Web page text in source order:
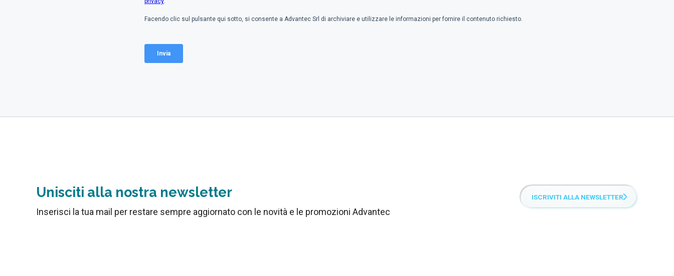
Unisciti alla nostra newsletter
Inserisci la tua mail per restare sempre aggiornato con le novità e le promozioni Advantec
ISCRIVITI ALLA NEWSLETTER